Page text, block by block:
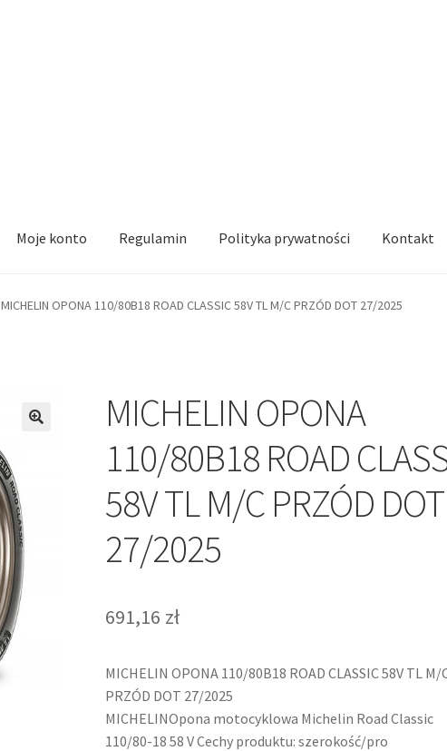
Moje konto Regulamin Polityka prywatności Kontakt
MICHELIN OPONA 110/80B18 ROAD CLASSIC 58V TL M/C PRZÓD DOT 27/2025
MICHELIN OPONA
110/80B18 ROAD
58V TL M/C PRZÓD DOT
27/2025
691,16 zł
MICHELIN OPONA 110/80B18 ROAD CLASSIC 58V TL M/
PRZÓD DOT 27/2025
MICHELINOpona motocyklowa Michelin Road Classic
110/80-18 58 V Cechy produktu: szerokość/pro